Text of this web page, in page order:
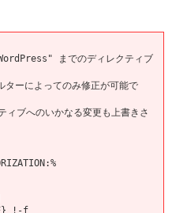
までのディレクティブ
ーによってのみ修正が可能で
ブへのいかなる変更も上書きさ
!-f